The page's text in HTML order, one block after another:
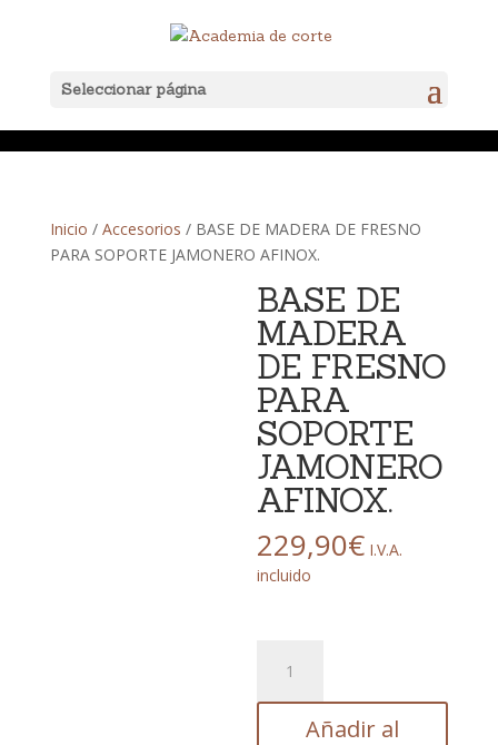
Seleccionar página
Inicio / Accesorios / BASE DE MADERA DE FRESNO
PARA SOPORTE JAMONERO AFINOX.
BASE DE
MADERA
DE FRESNO
PARA
SOPORTE
JAMONERO
AFINOX.
229,90€ I.V.A.
incluido
MADERA
Añadir al